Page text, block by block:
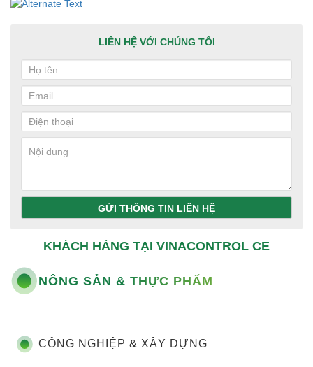
LIÊN HỆ VỚI CHÚNG TÔI
GỬI THÔNG TIN LIÊN HỆ
KHÁCH HÀNG TẠI VINACONTROL CE
NÔNG SẢN & THỰC PHẨM
CÔNG NGHIỆP & XÂY DỰNG